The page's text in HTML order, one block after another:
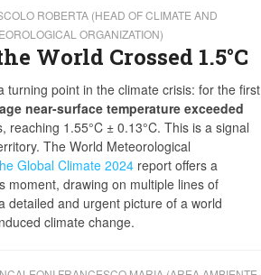
ROBERTA (HEAD OF CLIMATE AND
ORGANIZATION)
World Crossed 1.5°C
turning point in the climate crisis: for the first
near-surface temperature exceeded
1.55°C ± 0.13°C. This is a signal
The World Meteorological
Global Climate 2024report offers a
moment, drawing on multiple lines of
detailed and urgent picture of a world
climate change.